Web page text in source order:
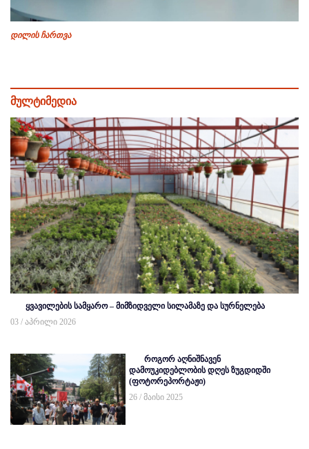
დილის ჩართვა
მულტიმედია
ყვავილების სამყარო – მიმზიდველი სილამაზე და სურნელება
03 / აპრილი 2026
როგორ აღნიშნავენ
დამოუკიდებლობის დღეს ზუგდიდში
(ფოტორეპორტაჟი)
26 / მაისი 2025